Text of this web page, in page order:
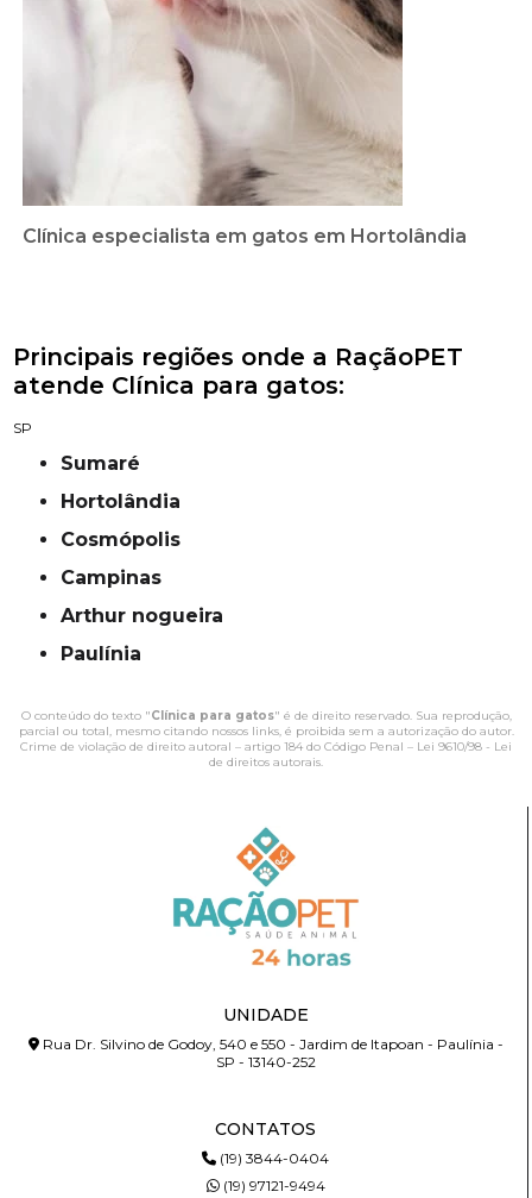
Clínica especialista em gatos em Hortolândia
Principais regiões onde a RaçãoPET
atende Clínica para gatos:
SP
Sumaré
Hortolândia
Cosmópolis
campinas
Arthur nogueira
Paulínia
O conteúdo do texto "Clínica para gatos" é de direito reservado. Sua reprodução,
parcial ou total, mesmo citando nossos links, é proibida sem a autorização do autor.
Crime de violação de direito autoral – artigo 184 do Código Penal – Lei 9610/98 - Lei
de direitos autorais.
UNIDADE
Rua Dr. Silvino de Godoy, 540 e 550 - Jardim de Itapoan - Paulínia -
SP - 13140-252
CONTATOS
(19) 3844-0404
(19) 97121-9494